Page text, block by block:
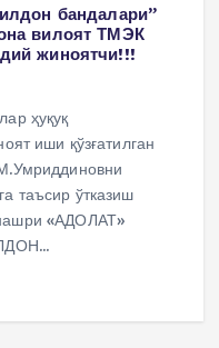
бандалари”
вилоят ТМЭК
жиноятчи!!!
ҳуқуқ
иши қўзғатилган
таъсир ўтказиш
«АДОЛАТ»